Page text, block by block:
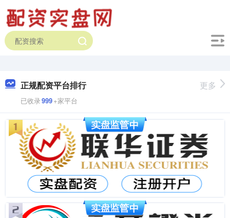
正规配资平台排行
已收录999+家平台
更多